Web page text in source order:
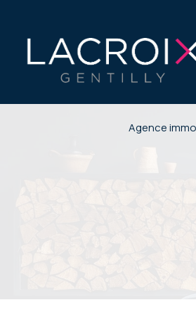
Agence